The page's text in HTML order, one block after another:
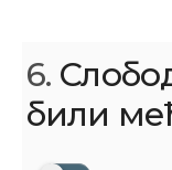
6.
били